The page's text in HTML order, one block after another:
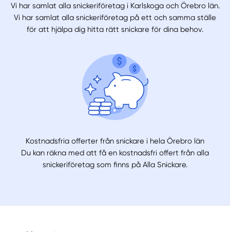
Vi har samlat alla snickeriföretag i Karlskoga och Örebro län.
Vi har samlat alla snickeriföretag på ett och samma ställe
för att hjälpa dig hitta rätt snickare för dina behov.
Kostnadsfria offerter från snickare i hela Örebro län
Du kan räkna med att få en kostnadsfri offert från alla
snickeriföretag som finns på Alla Snickare.